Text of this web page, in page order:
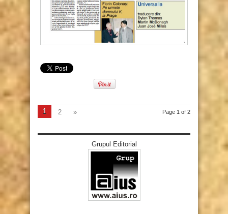
Page 1 of 2
1 2 »
Grupul Editorial